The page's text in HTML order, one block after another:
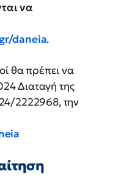
να
daneia.
θα πρέπει να
Διαταγή της
2222968, την